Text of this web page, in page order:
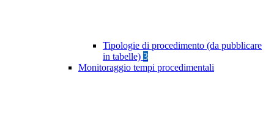
Tipologie di procedimento (da pubblicare
in tabelle) 3
Monitoraggio tempi procedimentali